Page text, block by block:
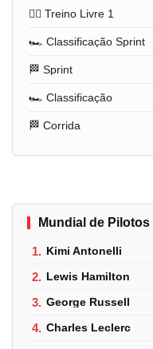
🏋️‍♂️ Treino Livre 1
🏎️ Classificação Sprint
🏁 Sprint
🏎️ Classificação
🏁 Corrida
Mundial de Pilotos
1. Kimi Antonelli
2. Lewis Hamilton
3. George Russell
4. Charles Leclerc